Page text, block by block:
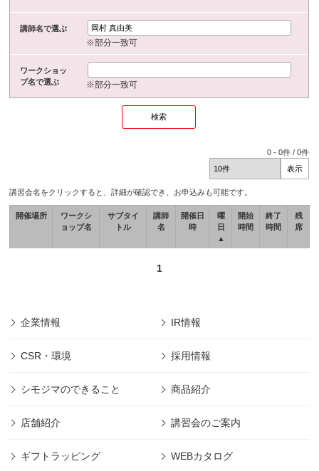
講師名で選ぶ
※部分一致可
ワークショッ
プ名で選ぶ
※部分一致可
0 -0件 /0件
講習会名をクリックすると、詳細が確認でき、お申込みも可能です。
開催場所
ワークシ
ョップ名
サブタイ
トル
講師
名
開催日
時
曜
日
▲
開始
時間
終了
時間
残
席
1
企業情報 IR情報
CSR・環境 採用情報
シモジマのできること 商品紹介
店舗紹介 講習会のご案内
ギフトラッピング WEBカタログ